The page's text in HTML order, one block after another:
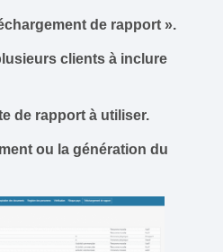
de rapport ».
clients à inclure
de rapport à utiliser.
ou la génération du